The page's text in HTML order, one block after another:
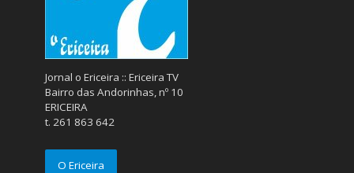
Jornal o Ericeira :: Ericeira TV
Bairro das Andorinhas, nº 10
ERICEIRA
t. 261 863 642
O Ericeira